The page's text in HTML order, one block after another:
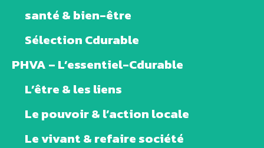
santé & bien-être
Sélection Cdurable
PHVA – L’essentiel-Cdurable
L’être & les liens
Le pouvoir & l’action locale
Le vivant & refaire société